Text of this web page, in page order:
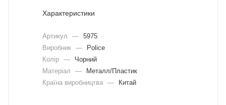
Характеристики
Артикул — 5975
Виробник —
Police
Колір —
Чорний
Матеріал
—
Металл/Пластик
Країна виробництва — Китай